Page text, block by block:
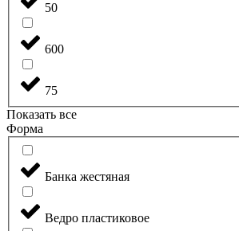
50
600
75
Показать все
Форма
Банка жестяная
Ведро пластиковое